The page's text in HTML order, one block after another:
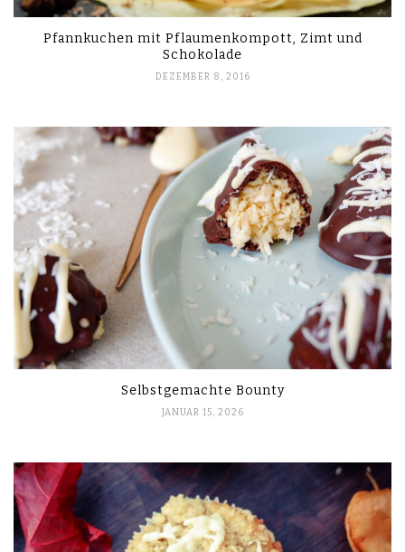
Pfannkuchen mit Pflaumenkompott, Zimt und
Schokolade
DEZEMBER 8, 2016
Selbstgemachte Bounty
JANUAR 15, 2026